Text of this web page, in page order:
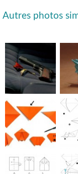
Autres photos